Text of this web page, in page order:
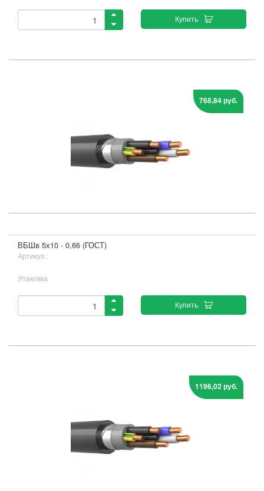
Купить
768,84 руб.
ВБШв 5х10 - 0,66 (ГОСТ)
Артикул :
Упаковка
Купить
1196,02 руб.